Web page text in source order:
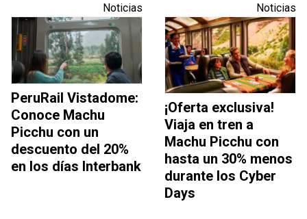
Noticias
PeruRail Vistadome:
Conoce Machu
Picchu con un
descuento del 20%
en los días Interbank
Noticias
¡Oferta exclusiva!
Viaja en tren a
Machu Picchu con
hasta un 30% menos
durante los Cyber
Days